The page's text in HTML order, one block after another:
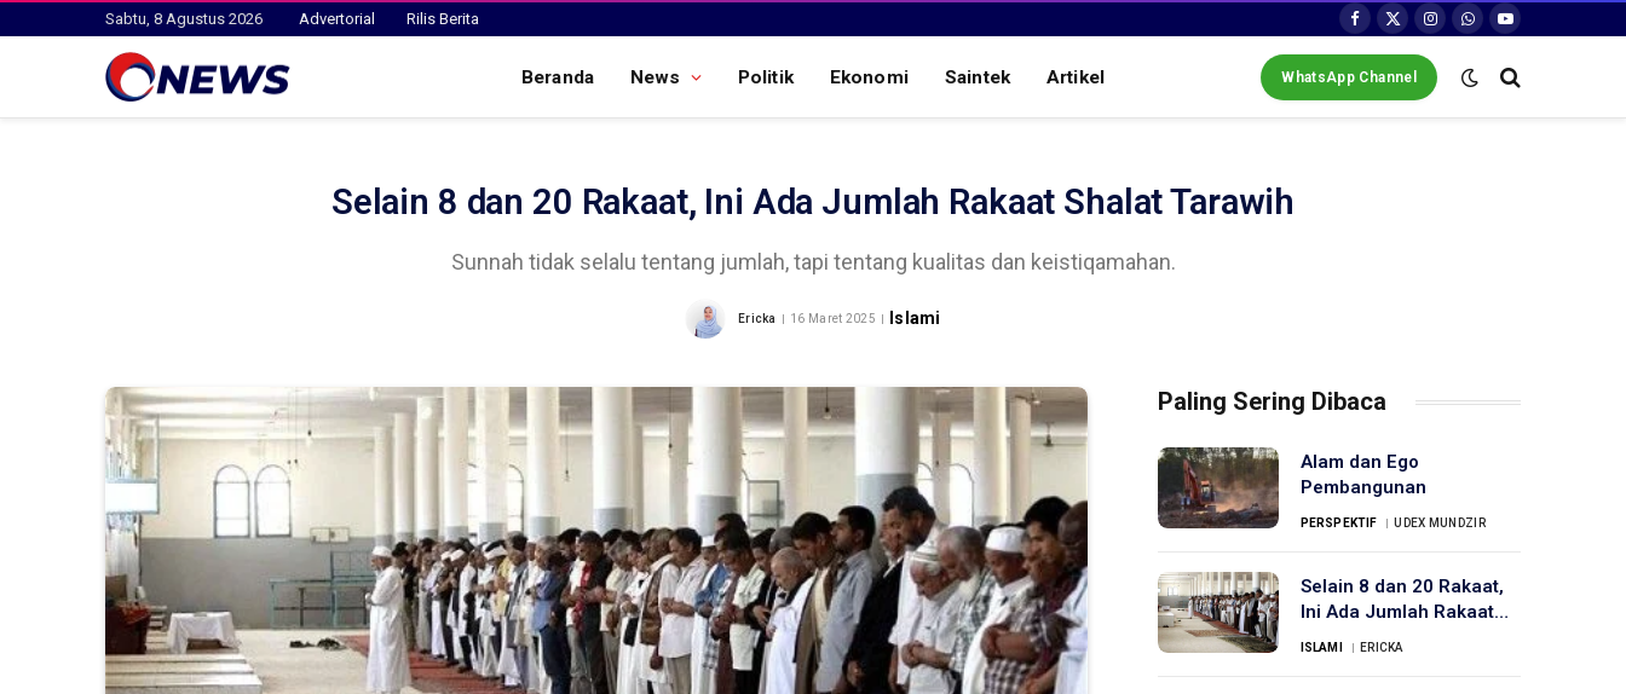
Sabtu, 8 Agustus 2026 Advertorial Rilis Berita
Facebook
X
(Twitter)
Instagram
WhatsApp
YouTube
Beranda News Politik Ekonomi Saintek Artikel WhatsApp Channel
Selain 8 dan 20 Rakaat, Ini Ada Jumlah Rakaat Shalat Tarawih
Sunnah tidak selalu tentang jumlah, tapi tentang kualitas dan keistiqamahan.
Ericka 16 Maret 2025 Islami
Paling Sering Dibaca
Alam dan Ego
Pembangunan
PERSPEKTIF UDEX MUNDZIR
Selain 8 dan 20 Rakaat,
Ini Ada Jumlah Rakaat
Shalat Tarawih
ISLAMI ERICKA